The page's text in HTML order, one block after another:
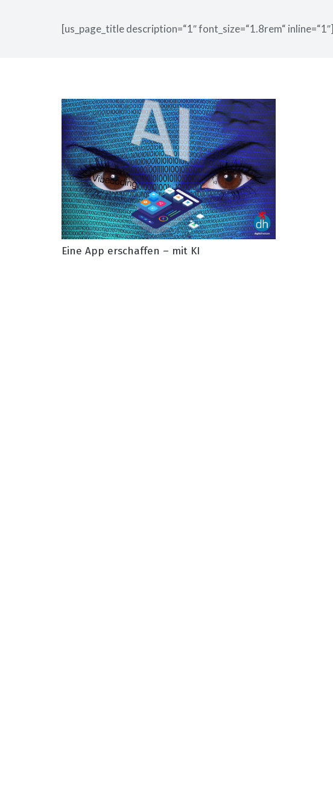
[us_page_title description=“1″ font_size=“1.8rem“ inline=“1″]
Eine App erschaffen – mit KI